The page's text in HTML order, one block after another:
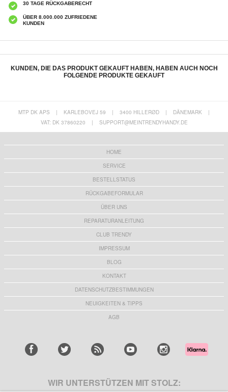
30 TAGE RÜCKGABERECHT
ÜBER 8.000.000 ZUFRIEDENE
KUNDEN
KUNDEN, DIE DAS PRODUKT GEKAUFT HABEN, HABEN AUCH NOCH
FOLGENDE PRODUKTE GEKAUFT
iPhone, iPad, Smartphones, Tablet - 3m
AKD255 15W Magnet-Wireless-Ladegerät /
Autohalterung für Armaturenbrett und
Windschutzscheibe - MagSafe-kompatibel
34,30 EUR
Schulterriemen für Actionkameras - Schwarz
9,50 EUR
MTP DK APS | KARLEBOVEJ 59 | 3400 HILLERØD | DÄNEMARK
|
VAT: DK 37860220
| SUPPORT@MEINTRENDYHANDY.DE
HOME
SERVICE
BESTELLSTATUS
RÜCKGABEFORMULAR
ÜBER UNS
REPARATURANLEITUNG
CLUB TRENDY
IMPRESSUM
BLOG
KONTAKT
DATENSCHUTZBESTIMMUNGEN
NEUIGKEITEN & TIPPS
AGB
WIR UNTERSTÜTZEN MIT STOLZ: